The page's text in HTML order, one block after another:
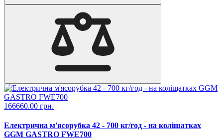
166660.00 грн.
Електрична м'ясорубка 42 - 700 кг/год - на коліщатках
GGM GASTRO FWE700